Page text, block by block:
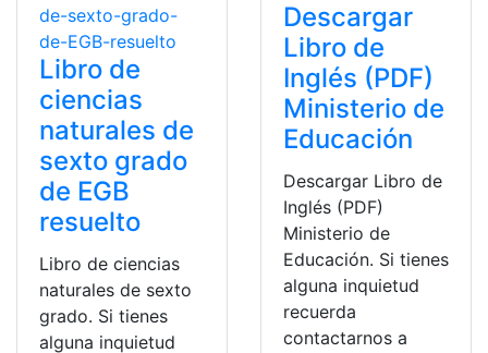
Libro de
ciencias
naturales de
sexto grado
de EGB
resuelto
Libro de ciencias
naturales de sexto
grado. Si tienes
alguna inquietud
Descargar
Libro de
Inglés (PDF)
Ministerio de
Educación
Descargar Libro de
Inglés (PDF)
Ministerio de
Educación. Si tienes
alguna inquietud
recuerda
contactarnos a